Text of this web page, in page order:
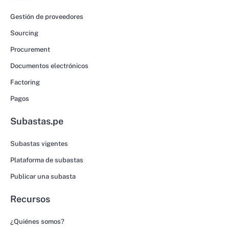
Gestión de proveedores
Sourcing
Procurement
Documentos electrónicos
Factoring
Pagos
Subastas.pe
Subastas vigentes
Plataforma de subastas
Publicar una subasta
Recursos
¿Quiénes somos?